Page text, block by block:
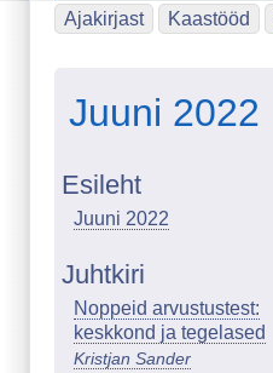
Ajakirjast
Kaastööd
Juuni 2022
Esileht
Juuni 2022
Juhtkiri
Noppeid arvustustest:
keskkond ja tegelased
Kristjan Sander